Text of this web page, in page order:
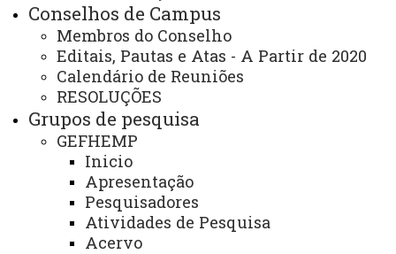
Conselhos de Campus
Membros do Conselho
Editais, Pautas e Atas - A Partir de 2020
Calendário de Reuniões
RESOLUÇÕES
Grupos de pesquisa
GEFHEMP
Inicio
Apresentação
Pesquisadores
Atividades de Pesquisa
Acervo
A Direção de Centro é responsável pelo
planejamento, coordenação e implementação das
atividades de ensino, pesquisa e extensão. Oferece
serviços como cursos de graduação em Pedagogia
(matutino e noturno), Geografia-bacharelado (noturno) e
Geografia-Licenciatura (noturno). Também possui
programas de pós-graduação, incluindo mestrado e
doutorado em Geografia e mestrado em Educação. O
Centro promove atividades de extensão para a
comunidade interna e externa, como cursos, eventos,